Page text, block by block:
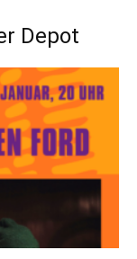
Depot